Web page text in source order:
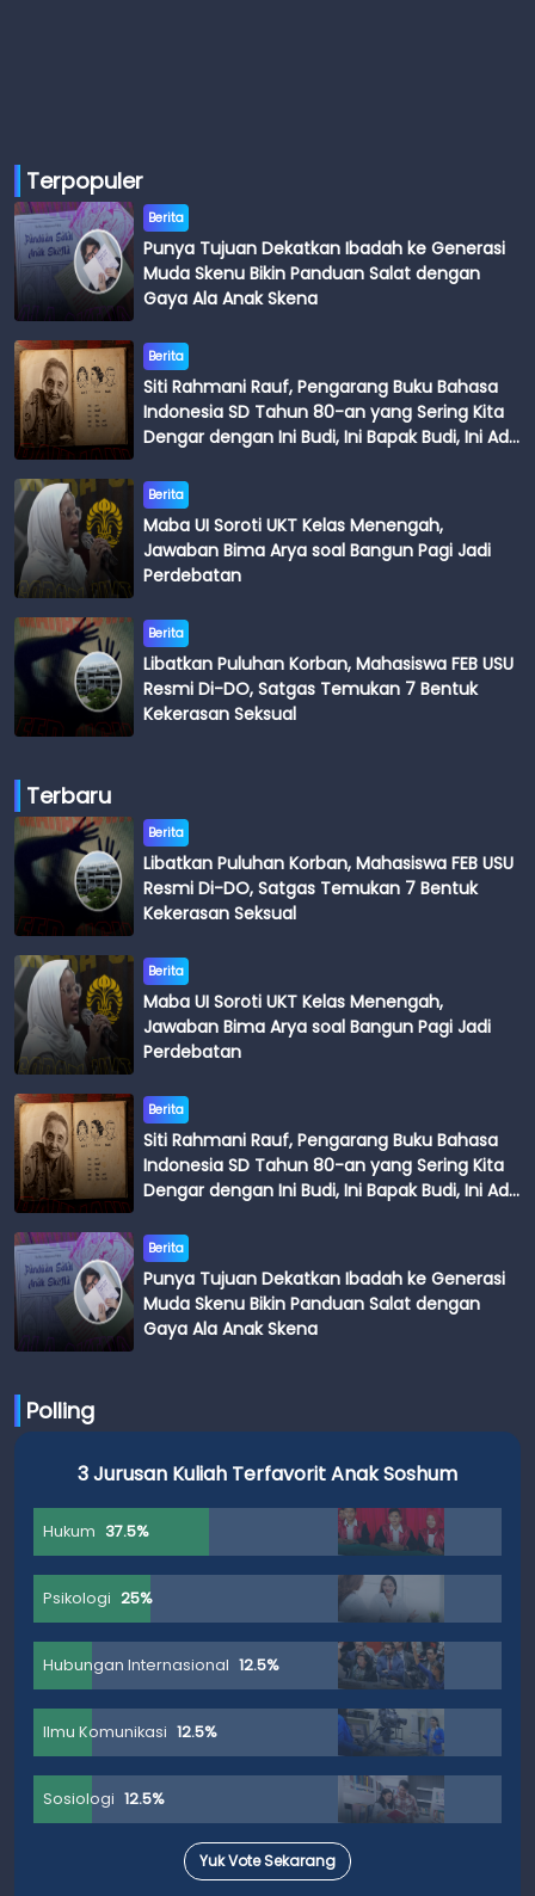
Terpopuler
Berita
Punya Tujuan Dekatkan Ibadah ke Generasi
Muda Skenu Bikin Panduan Salat dengan
Gaya Ala Anak Skena
Berita
Siti Rahmani Rauf, Pengarang Buku Bahasa
Indonesia SD Tahun 80-an yang Sering Kita
Dengar dengan Ini Budi, Ini Bapak Budi, Ini Adik
Berita
Maba UI Soroti UKT Kelas Menengah,
Jawaban Bima Arya soal Bangun Pagi Jadi
Perdebatan
Berita
Libatkan Puluhan Korban, Mahasiswa FEB USU
Resmi Di-DO, Satgas Temukan 7 Bentuk
Kekerasan Seksual
Terbaru
Berita
Libatkan Puluhan Korban, Mahasiswa FEB USU
Resmi Di-DO, Satgas Temukan 7 Bentuk
Kekerasan Seksual
Berita
Maba UI Soroti UKT Kelas Menengah,
Jawaban Bima Arya soal Bangun Pagi Jadi
Perdebatan
Berita
Siti Rahmani Rauf, Pengarang Buku Bahasa
Indonesia SD Tahun 80-an yang Sering Kita
Dengar dengan Ini Budi, Ini Bapak Budi, Ini Adik
Berita
Punya Tujuan Dekatkan Ibadah ke Generasi
Muda Skenu Bikin Panduan Salat dengan
Gaya Ala Anak Skena
Polling
3 Jurusan Kuliah Terfavorit Anak Soshum
Hukum 37.5%
Psikologi 25%
Hubungan Internasional 12.5%
Ilmu Komunikasi 12.5%
Sosiologi 12.5%
Yuk Vote Sekarang